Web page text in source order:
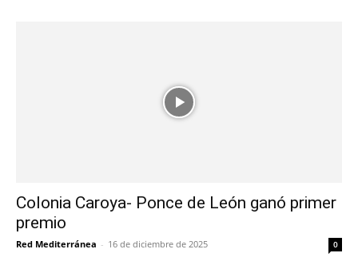
Colonia Caroya- Ponce de León ganó primer
premio
Red Mediterránea - 16 de diciembre de 2025 0